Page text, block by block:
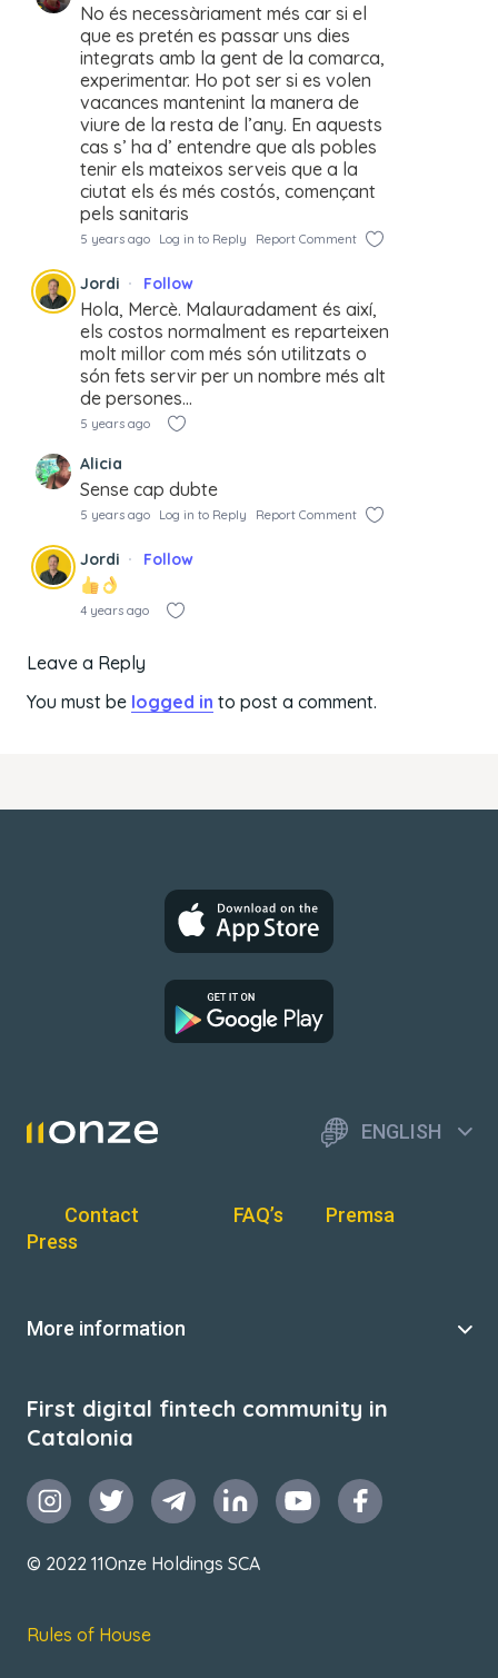
No és necessàriament més car si el
que es pretén es passar uns dies
integrats amb la gent de la comarca,
experimentar. Ho pot ser si es volen
vacances mantenint la manera de
viure de la resta de l’any. En aquests
cas s’ ha d’ entendre que als pobles
tenir els mateixos serveis que a la
ciutat els és més costós, començant
pels sanitaris
5 years ago Log in to Reply Report Comment
Jordi Follow
Hola, Mercè. Malauradament és així,
els costos normalment es reparteixen
molt millor com més són utilitzats o
són fets servir per un nombre més alt
de persones…
5 years ago
Alicia
Sense cap dubte
5 years ago Log in to Reply Report Comment
Jordi Follow
4 years ago
Leave a Reply
You must be logged in to post a comment.
ENGLISH
Contact FAQ’s
Premsa
Press
More information
First digital fintech community in
Catalonia
© 2022 11Onze Holdings SCA
Rules of House